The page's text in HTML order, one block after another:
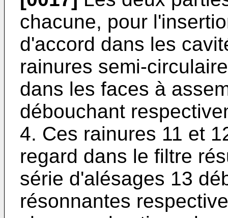
chacune, pour
d'accord dans les
rainures semi-
dans les faces à
débouchant
4. Ces rainures 11 et
regard dans le filtre
série d'alésages 13
résonnantes